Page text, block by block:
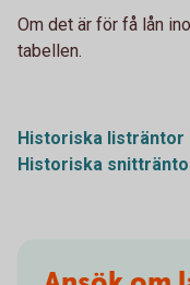
Om det är för få lån
tabellen.
Historiska listräntor
Historiska